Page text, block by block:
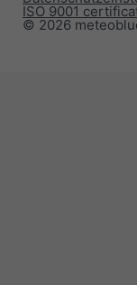
© 2026
ISO 9001